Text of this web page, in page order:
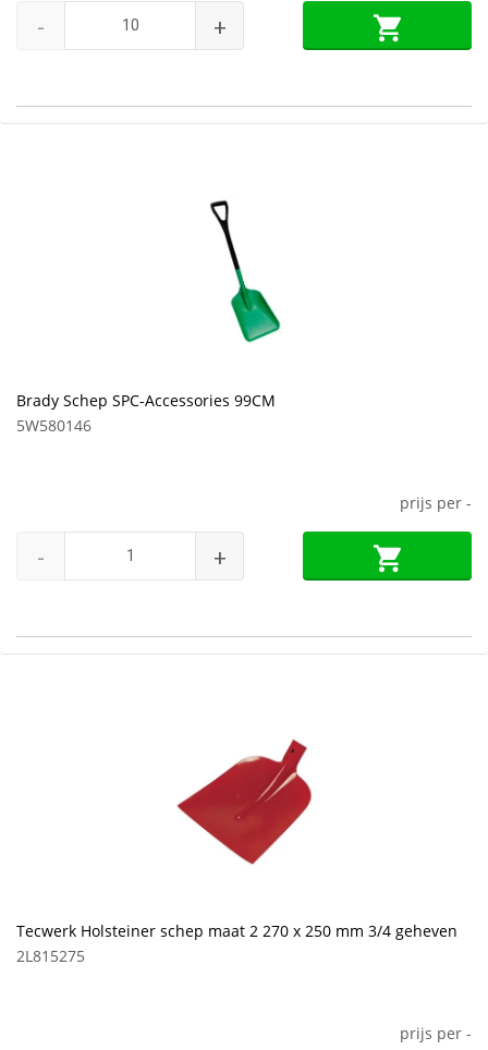
- +
Brady Schep SPC-Accessories 99CM
5W580146
prijs per -
- +
Tecwerk Holsteiner schep maat 2 270 x 250 mm 3/4 geheven
2L815275
prijs per -